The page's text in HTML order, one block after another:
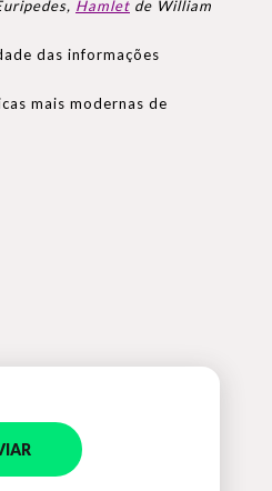
Hamlet de William
das informações
mais modernas de